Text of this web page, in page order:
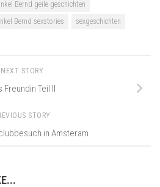
Bernd geile geschichten
Bernd sexstories sexgeschichten
NEXT STORY
Freundin Teil II
STORY
in Amsteram